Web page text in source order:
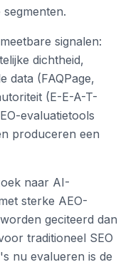
signalen:
dichtheid,
data (FAQPage,
(E-E-A-T-
evaluatietools
produceren een
naar AI-
sterke AEO-
geciteerd dan
traditioneel SEO
nu evalueren is de